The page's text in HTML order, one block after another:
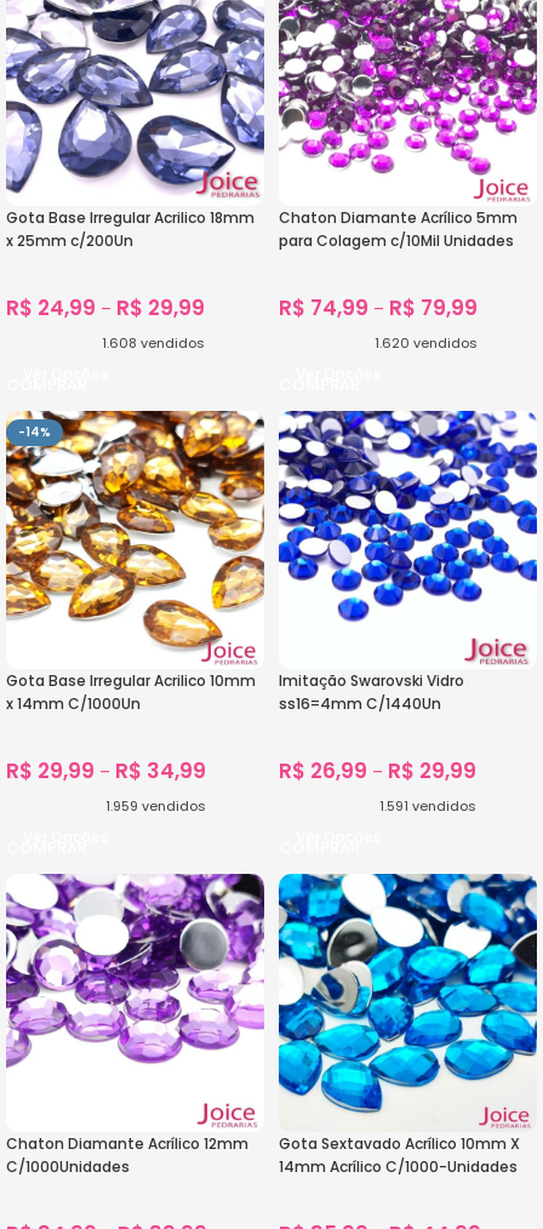
Gota Base Irregular Acrilico 18mm
x 25mm c/200Un
R$ 24,99 – R$ 29,99
1.608 vendidos
Chaton Diamante Acrílico 5mm
para Colagem c/10Mil Unidades
R$ 74,99 – R$ 79,99
1.620 vendidos
-14%
Gota Base Irregular Acrilico 10mm
x 14mm C/1000Un
R$ 29,99 – R$ 34,99
1.959 vendidos
Imitação Swarovski Vidro
ss16=4mm C/1440Un
R$ 26,99 – R$ 29,99
1.591 vendidos
Chaton Diamante Acrílico 12mm
C/1000Unidades
Gota Sextavado Acrílico 10mm X
14mm Acrílico C/1000-Unidades